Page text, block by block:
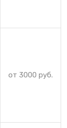
от 3000 руб.